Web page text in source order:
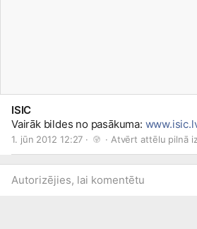
ISIC
Vairāk bildes no pasākuma:
1. jūn 2012 12:27 · · Atvērt attēlu pilnā
Autorizējies, lai komentētu